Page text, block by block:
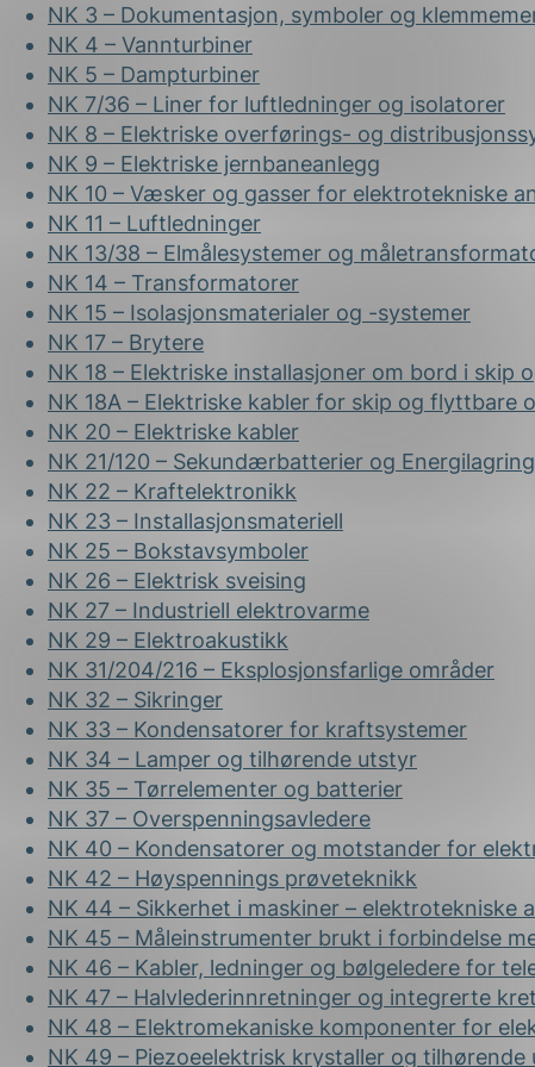
NK 3 – Dokumentasjon, symboler og
NK 4 – Vannturbiner
NK 5 – Dampturbiner
NK 7/36 – Liner for luftledninger og isolatorer
NK 8 – Elektriske overførings- og
NK 9 – Elektriske jernbaneanlegg
NK 10 – Væsker og gasser for elektrotekniske
NK 11 – Luftledninger
NK 13/38 – Elmålesystemer og
NK 14 – Transformatorer
NK 15 – Isolasjonsmaterialer og -systemer
NK 17 – Brytere
NK 18 – Elektriske installasjoner om bord i
NK 18A – Elektriske kabler for skip og
NK 20 – Elektriske kabler
NK 21/120 – Sekundærbatterier og
NK 22 – Kraftelektronikk
NK 23 – Installasjonsmateriell
NK 25 – Bokstavsymboler
NK 26 – Elektrisk sveising
NK 27 – Industriell elektrovarme
NK 29 – Elektroakustikk
NK 31/204/216 – Eksplosjonsfarlige områder
NK 32 – Sikringer
NK 33 – Kondensatorer for kraftsystemer
NK 34 – Lamper og tilhørende utstyr
NK 35 – Tørrelementer og batterier
NK 37 – Overspenningsavledere
NK 40 – Kondensatorer og motstander for
NK 42 – Høyspennings prøveteknikk
NK 44 – Sikkerhet i maskiner – elektrotekniske
NK 45 – Måleinstrumenter brukt i forbindelse
NK 46 – Kabler, ledninger og bølgeledere for
NK 47 – Halvlederinnretninger og integrerte
NK 48 – Elektromekaniske komponenter for
NK 49 – Piezoeelektrisk krystaller og tilhørende